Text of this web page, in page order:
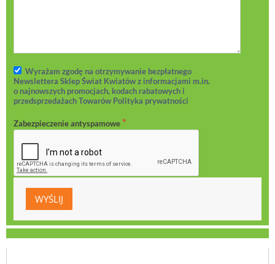
Wyrażam zgodę na otrzymywanie bezpłatnego
Newslettera Sklep Świat Kwiatów z informacjami m.in.
o najnowszych promocjach, kodach rabatowych i
przedsprzedażach Towarów Polityka prywatności
Zabezpieczenie antyspamowe